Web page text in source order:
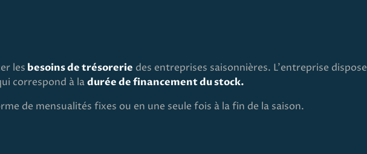
les besoins de trésorerie des entreprises saisonnières. L'entreprise dispose
correspond à ladurée de financement du stock.
de mensualités fixes ou en une seule fois à la fin de la saison.